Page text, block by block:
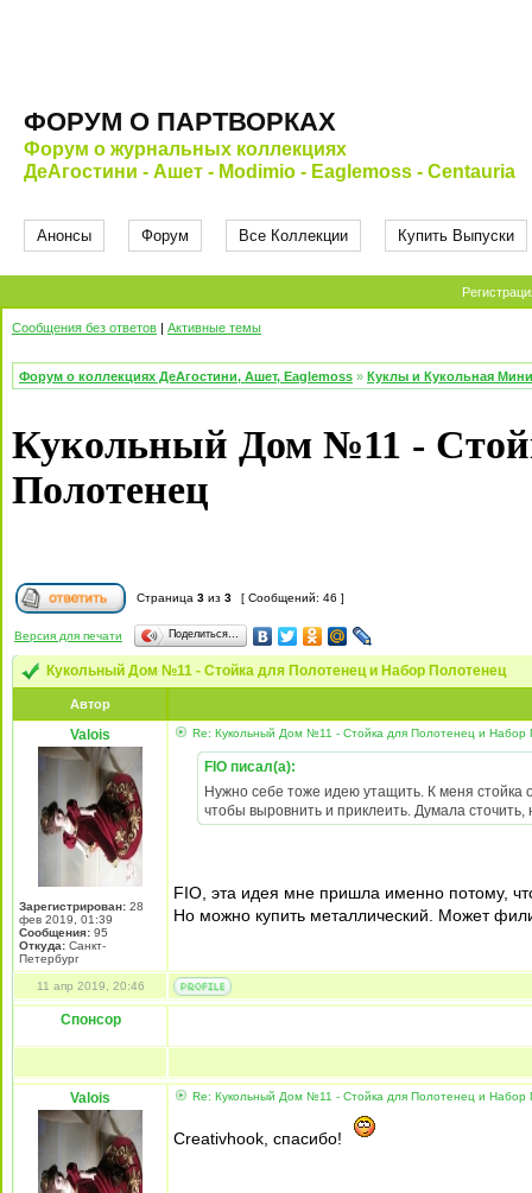
ФОРУМ О ПАРТВОРКАХ
Форум о журнальных коллекциях
ДеАгостини - Ашет - Modimio - Eaglemoss - Centauria
Анонсы Форум Все Коллекции Купить Выпуски
Сообщения без ответов | Активные темы
Форум о коллекциях ДеАгостини, Ашет, Eaglemoss » Куклы и Кукольная
Кукольный Дом №11 -
Полотенец
Страница 3 из 3 [ Сообщений: 46 ]
Версия для печати Поделиться…
Кукольный Дом №11 - Стойка для Полотенец и Набор Полотенец
Автор
Valois
Зарегистрирован: 28
фев 2019, 01:39
Сообщения: 95
Откуда: Санкт-
Петербург
Re: Кукольный Дом №11 - Стойка для Полотенец и Набор
FIO писал(а):
Нужно себе тоже идею утащить. К меня стойка
чтобы выровнить и приклеить. Думала сточить,
FIO, эта идея мне пришла именно потому,
Но можно купить металлический. Может
11 апр 2019, 20:46
Спонсор
Valois Re: Кукольный Дом №11 - Стойка для Полотенец и Набор
Creativhook, спасибо!